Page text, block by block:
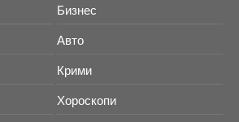
Бизнес
Авто
Крими
Хороскопи